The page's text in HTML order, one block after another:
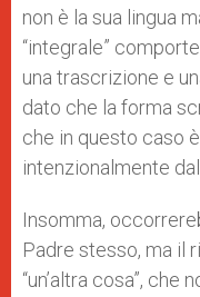
non è la sua lingua
“integrale”
una trascrizione e
dato che la forma
che in questo caso
intenzionalmente
Insomma,
Padre stesso, ma il
“un’altra cosa”, che